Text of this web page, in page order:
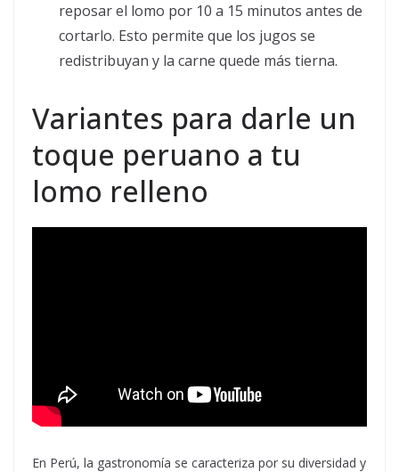
reposar el lomo por 10 a 15 minutos antes de
cortarlo. Esto permite que los jugos se
redistribuyan y la carne quede más tierna.
Variantes para darle un
toque peruano a tu
lomo relleno
En Perú, la gastronomía se caracteriza por su diversidad y